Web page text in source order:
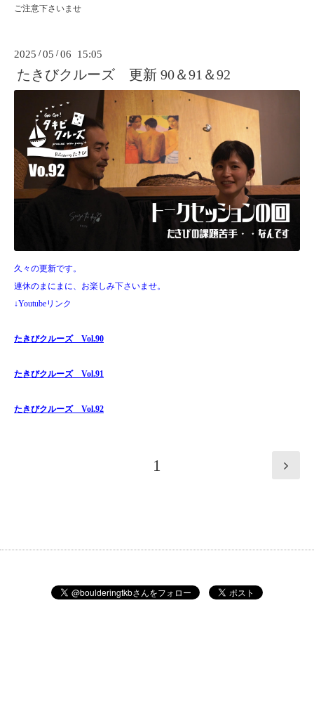
ご注意下さいませ
2025 /05 /06 15:05
たきびクルーズ 更新 90＆91＆92
久々の更新です。
連休のまにまに、お楽しみ下さいませ。
↓Youtubeリンク
たきびクルーズ Vol.90
たきびクルーズ Vol.91
たきびクルーズ Vol.92
1